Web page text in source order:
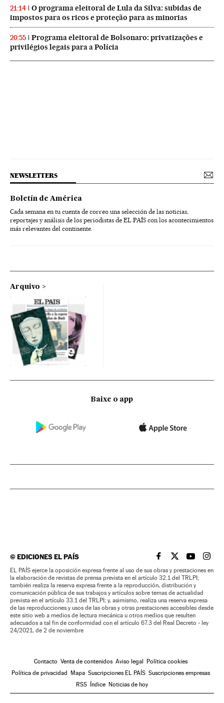
21:14
O programa eleitoral de Lula da Silva: subidas de
impostos para os ricos e proteção para as minorias
20:55
Programa eleitoral de Bolsonaro: privatizações e
privilégios legais para a Polícia
NEWSLETTERS
Boletín de América
Cada semana en tu cuenta de correo una selección de las noticias,
reportajes y análisis de los periodistas de EL PAÍS con los acontecimientos
más relevantes del continente.
Arquivo
Baixe o app
©EDICIONES EL PAÍS EL PAÍS BRASIL EN
EL PAÍSEL PAÍS
EL
EL PAÍS ejerce la oposición expresa frente al uso de sus obras y prestaciones en
la elaboración de revistas de prensa prevista en el artículo 32.1 del TRLPI;
también realiza la reserva expresa frente a la reproducción, distribución y
comunicación pública de sus trabajos y artículos sobre temas de actualidad
prevista en el artículo 33.1 del TRLPI; y, asimismo, realiza una reserva expresa
de las reproducciones y usos de las obras y otras prestaciones accesibles desde
este sitio web a medios de lectura mecánica u otros medios que resulten
adecuados a tal fin de conformidad con el artículo 67.3 del Real Decreto - ley
24/2021, de 2 de noviembre
Contacto Venta de contenidos Aviso legal Política cookies
Política de privacidad Mapa Suscripciones EL PAÍS Suscripciones empresas
RSS Índice Noticias de hoy